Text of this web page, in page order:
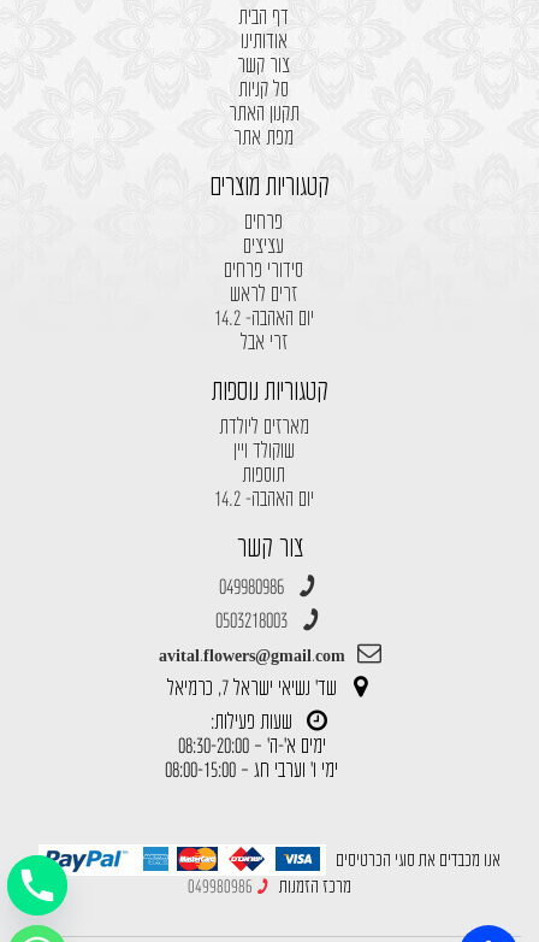
דף הבית
אודותינו
צור קשר
סל קניות
תקנון האתר
מפת אתר
קטגוריות מוצרים
פרחים
עציצים
סידורי פרחים
זרים לראש
יום האהבה- 14.2
זרי אבל
קטגוריות נוספות
מארזים ליולדת
שוקולד ויין
תוספות
יום האהבה- 14.2
צור קשר
049980986
0503218003
avital.flowers@gmail.com
שד' נשיאי ישראל 7, כרמיאל
שעות פעילות:
ימים א'-ה' – 08:30-20:00
ימי ו' וערבי חג – 08:00-15:00
אנו מכבדים את סוגי הכרטיסים
מרכז הזמנות